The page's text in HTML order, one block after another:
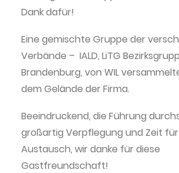
Dank dafür!
Eine gemischte Gruppe der
Verbände – IALD, LiTG
Brandenburg, von WIL
dem Gelände der Firma.
Beeindruckend, die Führung
großartig Verpflegung und Zeit
Austausch, wir danke für diese
Gastfreundschaft!